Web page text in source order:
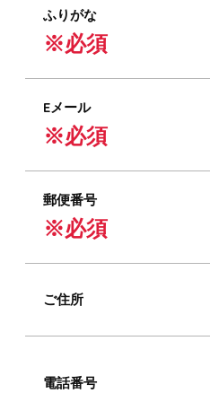
ふりがな
※必須
Eメール
※必須
郵便番号
※必須
ご住所
電話番号